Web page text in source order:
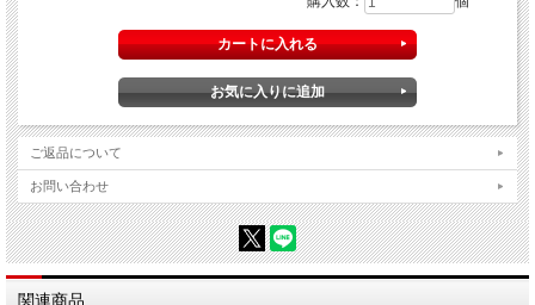
ご返品について
お問い合わせ
関連商品